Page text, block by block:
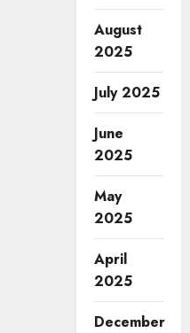
August
2025
July 2025
June
2025
May
2025
April
2025
December